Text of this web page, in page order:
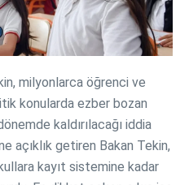
milyonlarca öğrenci ve
konularda ezber bozan
kaldırılacağı iddia
açıklık getiren Bakan Tekin,
kayıt sistemine kadar